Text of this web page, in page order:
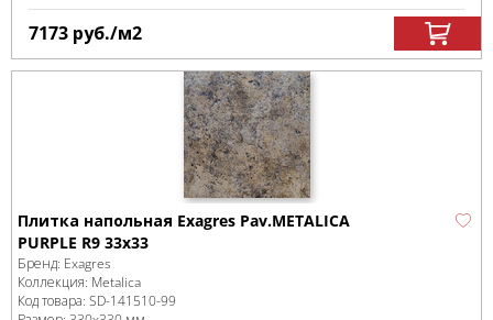
7173 руб./м2
Плитка напольная Exagres Pav.METALICA
PURPLE R9 33x33
Бренд: Exagres
Коллекция: Metalica
Код товара: SD-141510-99